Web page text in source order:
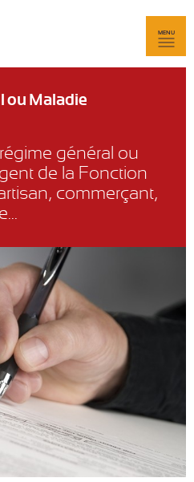
MENU
ou Maladie
général ou
de la Fonction
commerçant,